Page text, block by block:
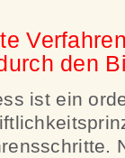
den
ist ein